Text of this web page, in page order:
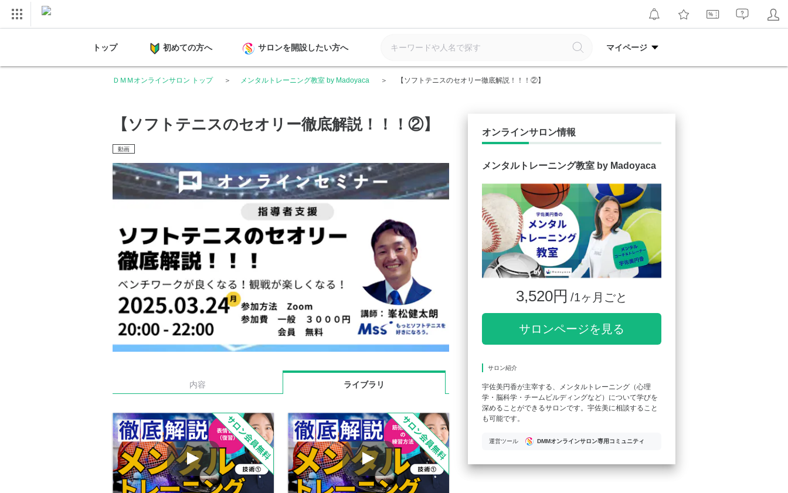
トップ 初めての方へ サロンを開設したい方へ マイページ
ＤＭＭオンラインサロン トップ メンタルトレーニング教室 by Madoyaca 【ソフトテニスのセオリー徹底解説！！！②】
【ソフトテニスのセオリー徹底解説！！！②】
動画
内容 ライブラリ
オンラインサロン情報
メンタルトレーニング教室 by Madoyaca
3,520円 /1ヶ月ごと
サロンページを見る
サロン紹介
宇佐美円香が主宰する、メンタルトレーニング（心理
学・脳科学・チームビルディングなど）について学びを
深めることができるサロンです。宇佐美に相談すること
も可能です。
運営ツール DMMオンラインサロン専用コミュニティ